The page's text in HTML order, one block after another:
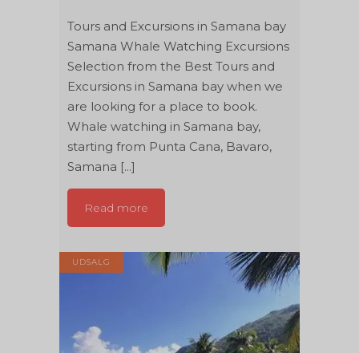
Tours and Excursions in Samana bay
Samana Whale Watching Excursions
Selection from the Best Tours and
Excursions in Samana bay when we
are looking for a place to book.
Whale watching in Samana bay,
starting from Punta Cana, Bavaro,
Samana [...]
Read more
UDSALG